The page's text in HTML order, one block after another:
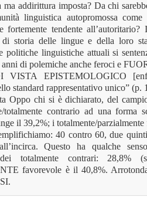
ma addirittura imposta? Da chi
linguistica autopromossa come
fortemente tendente
di storia delle lingue e della loro
politiche linguistiche attuali si
anni di polemiche anche feroci e
VISTA EPISTEMOLOGICO
standard rappresentativo unico” (p.
Oppo chi si è dichiarato, del
totalmente contrario ad una forma
il 39,2%; i totalmente/
40 contro 60, due
Questo ha qualche
totalmente contrari: 28,8%
favorevole è il 40,8%.